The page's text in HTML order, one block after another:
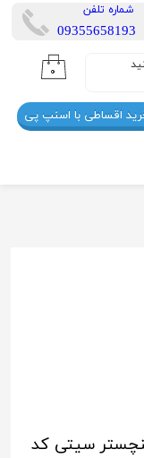
۰
​شماره تلفن
​​09355658193
اقساطی با اسنپ پی
سیتی کد